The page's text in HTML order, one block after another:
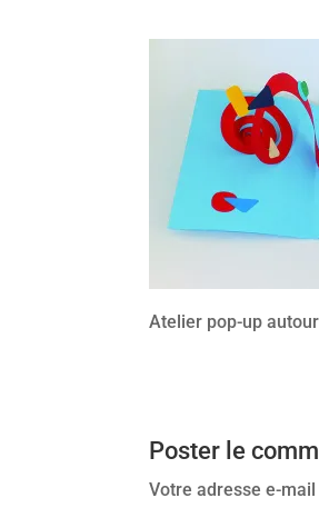
Atelier pop-up
Poster le
Votre adresse e-